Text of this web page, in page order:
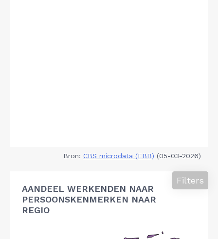
Bron: CBS microdata (EBB) (05-03-2026)
AANDEEL WERKENDEN NAAR
PERSOONSKENMERKEN NAAR
REGIO
Filters